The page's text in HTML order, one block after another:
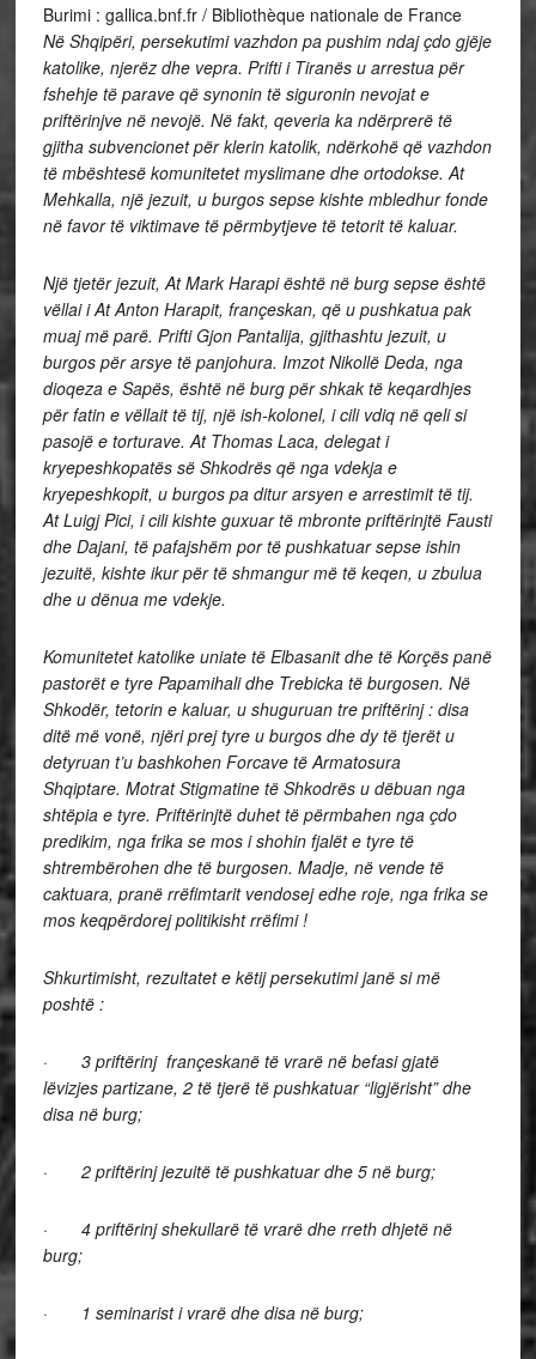
Burimi : gallica.bnf.fr / Bibliothèque nationale de France
Në Shqipëri, persekutimi vazhdon pa pushim ndaj çdo gjëje
katolike, njerëz dhe vepra. Prifti i Tiranës u arrestua për
fshehje të parave që synonin të siguronin nevojat e
priftërinjve në nevojë. Në fakt, qeveria ka ndërprerë të
gjitha subvencionet për klerin katolik, ndërkohë që vazhdon
të mbështesë komunitetet myslimane dhe ortodokse. At
Mehkalla, një jezuit, u burgos sepse kishte mbledhur fonde
në favor të viktimave të përmbytjeve të tetorit të kaluar.
Një tjetër jezuit, At Mark Harapi është në burg sepse është
vëllai i At Anton Harapit, françeskan, që u pushkatua pak
muaj më parë. Prifti Gjon Pantalija, gjithashtu jezuit, u
burgos për arsye të panjohura. Imzot Nikollë Deda, nga
dioqeza e Sapës, është në burg për shkak të keqardhjes
për fatin e vëllait të tij, një ish-kolonel, i cili vdiq në qeli si
pasojë e torturave. At Thomas Laca, delegat i
kryepeshkopatës së Shkodrës që nga vdekja e
kryepeshkopit, u burgos pa ditur arsyen e arrestimit të tij.
At Luigj Pici, i cili kishte guxuar të mbronte priftërinjtë Fausti
dhe Dajani, të pafajshëm por të pushkatuar sepse ishin
jezuitë, kishte ikur për të shmangur më të keqen, u zbulua
dhe u dënua me vdekje.
Komunitetet katolike uniate të Elbasanit dhe të Korçës panë
pastorët e tyre Papamihali dhe Trebicka të burgosen. Në
Shkodër, tetorin e kaluar, u shuguruan tre priftërinj : disa
ditë më vonë, njëri prej tyre u burgos dhe dy të tjerët u
detyruan t’u bashkohen Forcave të Armatosura
Shqiptare. Motrat Stigmatine të Shkodrës u dëbuan nga
shtëpia e tyre. Priftërinjtë duhet të përmbahen nga çdo
predikim, nga frika se mos i shohin fjalët e tyre të
shtrembërohen dhe të burgosen. Madje, në vende të
caktuara, pranë rrëfimtarit vendosej edhe roje, nga frika se
mos keqpërdorej politikisht rrëfimi !
Shkurtimisht, rezultatet e këtij persekutimi janë si më
poshtë :
· 3 priftërinj françeskanë të vrarë në befasi gjatë
lëvizjes partizane, 2 të tjerë të pushkatuar “ligjërisht” dhe
disa në burg;
· 2 priftërinj jezuitë të pushkatuar dhe 5 në burg;
· 4 priftërinj shekullarë të vrarë dhe rreth dhjetë në
burg;
· 1 seminarist i vrarë dhe disa në burg;